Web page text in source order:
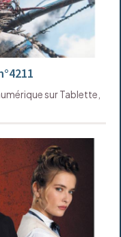
sur Tablette,